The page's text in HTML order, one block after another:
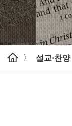
> 설교·찬양